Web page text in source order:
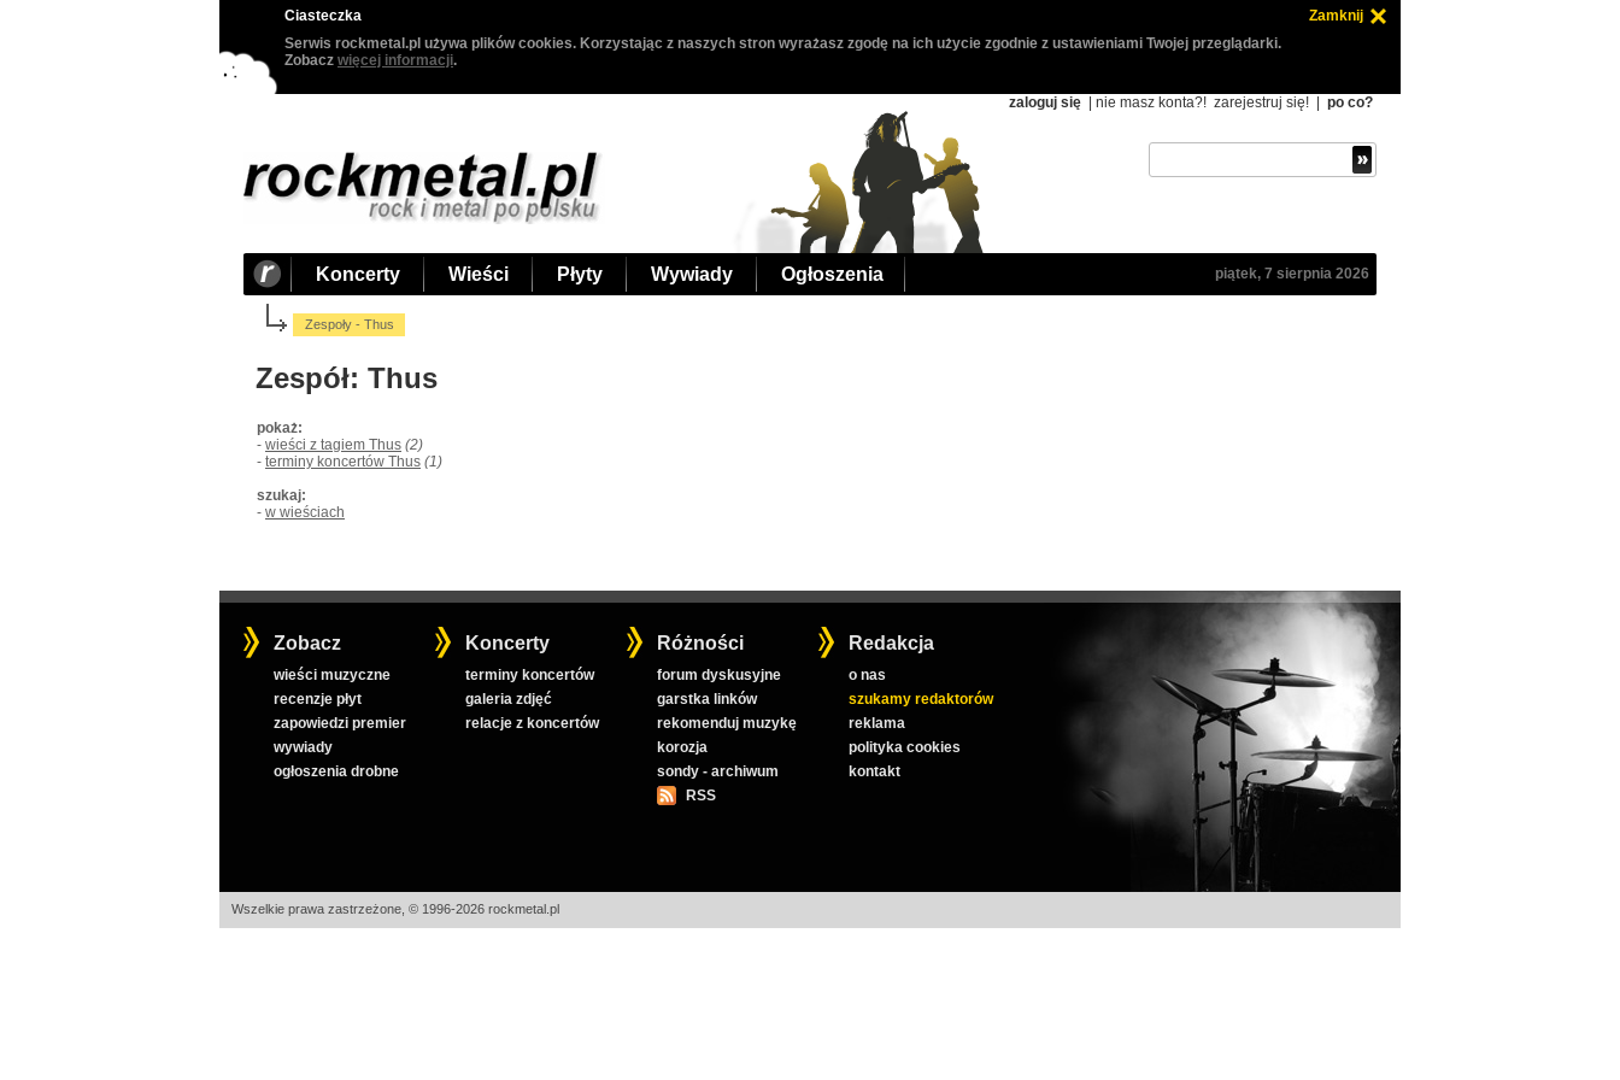
Ciasteczka
Zamknij
Serwis rockmetal.pl używa plików cookies. Korzystając z naszych stron wyrażasz zgodę na ich użycie zgodnie z ustawieniami Twojej przeglądarki.
Zobacz więcej informacji.
zaloguj się | nie masz konta?! zarejestruj się! po co?
Koncerty Wieści Płyty Wywiady Ogłoszenia piątek, 7 sierpnia 2026
Zespoły - Thus
Zespół: Thus
pokaż:
- wieści z tagiem Thus (2)
- terminy koncertów Thus (1)
szukaj:
- w wieściach
Zobacz
wieści muzyczne
recenzje płyt
zapowiedzi premier
wywiady
ogłoszenia drobne
Koncerty
terminy koncertów
galeria zdjęć
relacje z koncertów
Różności
forum dyskusyjne
garstka linków
rekomenduj muzykę
korozja
sondy - archiwum
RSS
Redakcja
o nas
szukamy redaktorów
reklama
polityka cookies
kontakt
Wszelkie prawa zastrzeżone, © 1996-2026 rockmetal.pl